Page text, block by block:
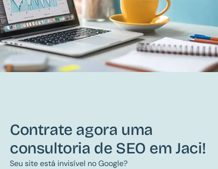
Contrate agora uma
consultoria de SEO em Jaci!
Seu site está invisível no Google?